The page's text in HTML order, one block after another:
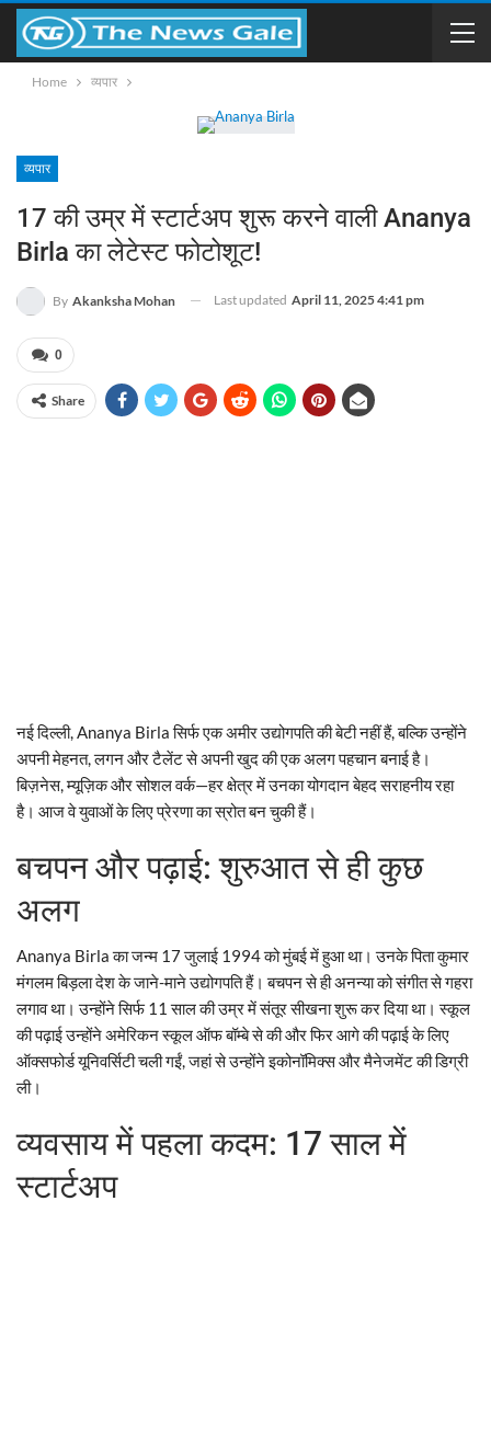
Home व्यपार
व्यपार
17 की उम्र में स्टार्टअप शुरू करने वाली Ananya
Birla का लेटेस्ट फोटोशूट!
By Akanksha Mohan Last updated April 11, 2025 4:41 pm
0
Share
नई दिल्ली, Ananya Birla सिर्फ एक अमीर उद्योगपति की बेटी नहीं हैं, बल्कि उन्होंने
अपनी मेहनत, लगन और टैलेंट से अपनी खुद की एक अलग पहचान बनाई है।
बिज़नेस, म्यूज़िक और सोशल वर्क—हर क्षेत्र में उनका योगदान बेहद सराहनीय रहा
है। आज वे युवाओं के लिए प्रेरणा का स्रोत बन चुकी हैं।
बचपन और पढ़ाई: शुरुआत से ही कुछ
अलग
Ananya Birla का जन्म 17 जुलाई 1994 को मुंबई में हुआ था। उनके पिता कुमार
मंगलम बिड़ला देश के जाने-माने उद्योगपति हैं। बचपन से ही अनन्या को संगीत से गहरा
लगाव था। उन्होंने सिर्फ 11 साल की उम्र में संतूर सीखना शुरू कर दिया था। स्कूल
की पढ़ाई उन्होंने अमेरिकन स्कूल ऑफ बॉम्बे से की और फिर आगे की पढ़ाई के लिए
ऑक्सफोर्ड यूनिवर्सिटी चली गईं, जहां से उन्होंने इकोनॉमिक्स और मैनेजमेंट की डिग्री
ली।
व्यवसाय में पहला कदम: 17 साल में
स्टार्टअप